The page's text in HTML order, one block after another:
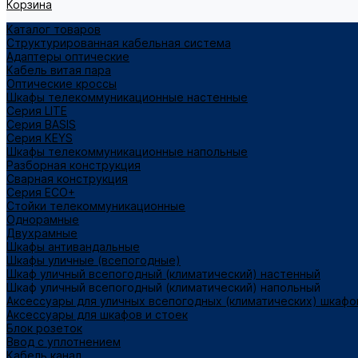
Корзина
Каталог товаров
Структурированная кабельная система
Адаптеры оптические
Кабель витая пара
Оптические кроссы
Шкафы телекоммуникационные настенные
Cерия LITE
Cерия BASIS
Cерия KEYS
Шкафы телекоммуникационные напольные
Разборная конструкция
Сварная конструкция
Серия ECO+
Стойки телекоммуникационные
Однорамные
Двухрамные
Шкафы антивандальные
Шкафы уличные (всепогодные)
Шкаф уличный всепогодный (климатический) настенный
Шкаф уличный всепогодный (климатический) напольный
Аксессуары для уличных всепогодных (климатических)
Аксессуары для шкафов и стоек
Блок розеток
Ввод с уплотнением
Кабель канал